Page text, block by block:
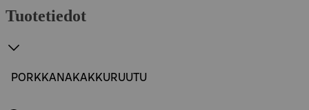
Tuotetiedot
PORKKANAKAKKURUUTU